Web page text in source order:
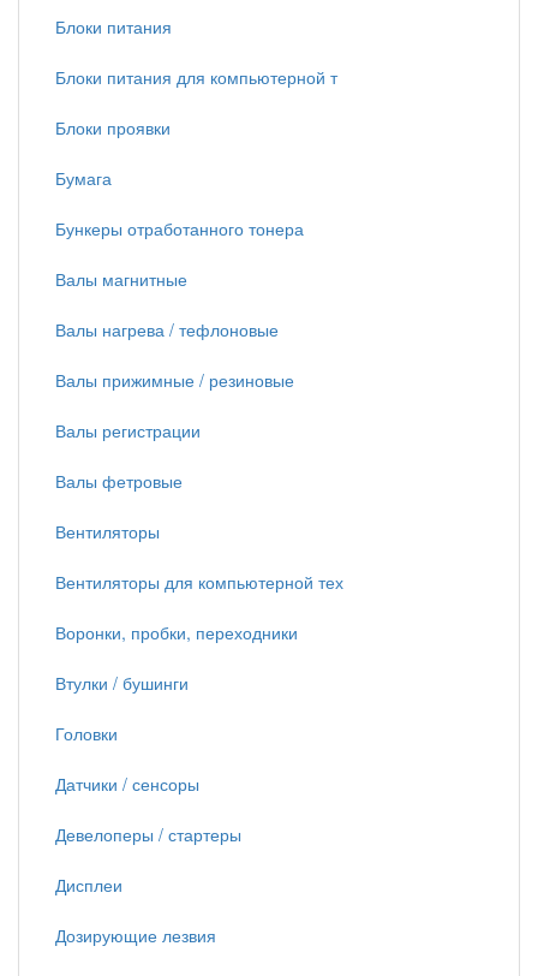
Блоки питания
Блоки питания для компьютерной т
Блоки проявки
Бумага
Бункеры отработанного тонера
Валы магнитные
Валы нагрева / тефлоновые
Валы прижимные / резиновые
Валы регистрации
Валы фетровые
Вентиляторы
Вентиляторы для компьютерной тех
Воронки, пробки, переходники
Втулки / бушинги
Головки
Датчики / сенсоры
Девелоперы / стартеры
Дисплеи
Дозирующие лезвия